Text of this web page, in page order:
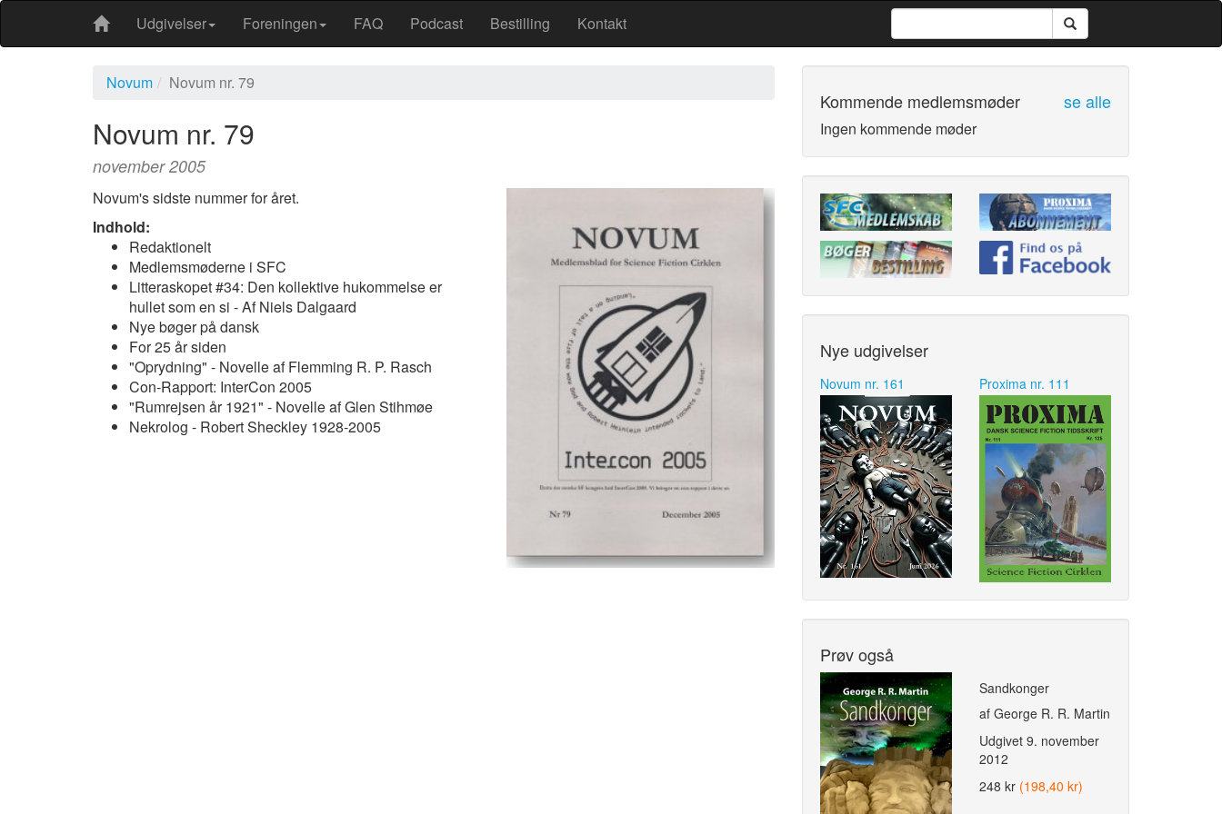
Udgivelser Foreningen FAQ Podcast Bestilling Kontakt
Novum Novum nr. 79
Novum nr. 79
november 2005
Novum's sidste nummer for året.
Indhold:
Redaktionelt
Medlemsmøderne i SFC
Litteraskopet #34: Den kollektive hukommelse er
hullet som en si - Af Niels Dalgaard
Nye bøger på dansk
For 25 år siden
"Oprydning" - Novelle af Flemming R. P. Rasch
Con-Rapport: InterCon 2005
"Rumrejsen år 1921" - Novelle af Glen Stihmøe
Nekrolog - Robert Sheckley 1928-2005
Kommende medlemsmøder se alle
Ingen kommende møder
Nye udgivelser
Novum nr. 161 Proxima nr. 111
Prøv også
Sandkonger
af George R. R. Martin
Udgivet 9. november
2012
248 kr (198,40 kr)